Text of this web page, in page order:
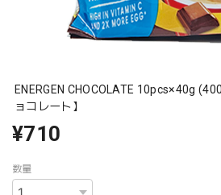
ENERGEN CHOCOLATE 10pcs×40g
ョコレート】
¥710
数量